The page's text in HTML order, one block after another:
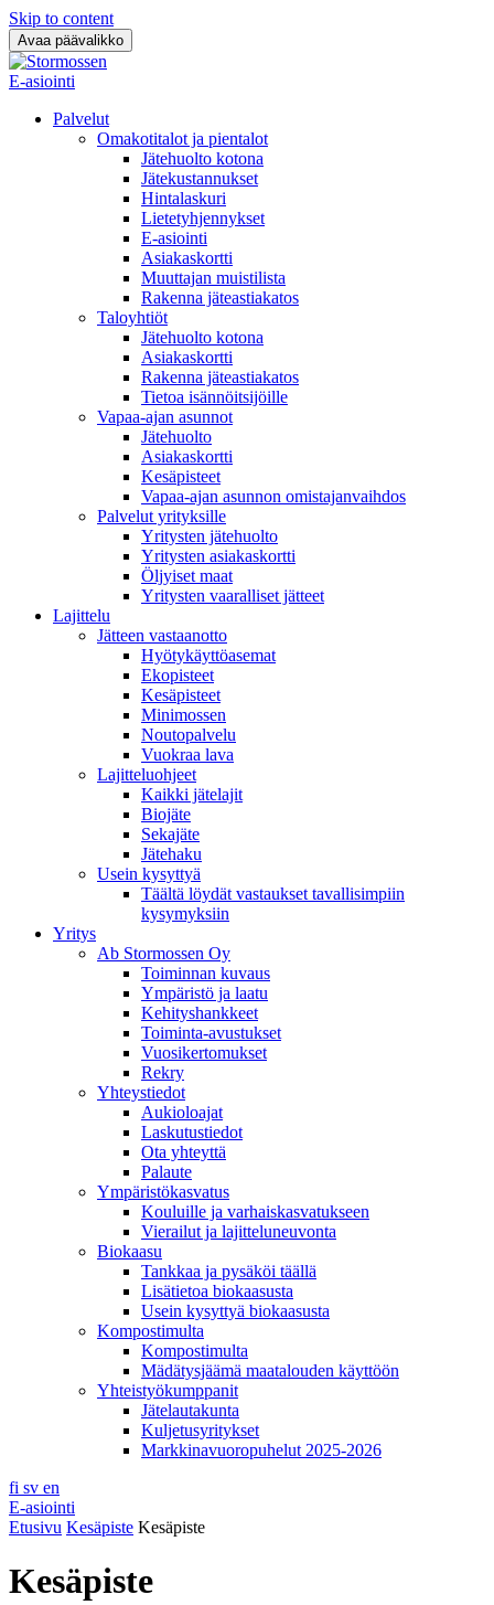
Skip to content
Avaa päävalikko
E-asiointi
Palvelut
Omakotitalot ja pientalot
Jätehuolto kotona
Jätekustannukset
Hintalaskuri
Lietetyhjennykset
E-asiointi
Asiakaskortti
Muuttajan muistilista
Rakenna jäteastiakatos
Taloyhtiöt
Jätehuolto kotona
Asiakaskortti
Rakenna jäteastiakatos
Tietoa isännöitsijöille
Vapaa-ajan asunnot
Jätehuolto
Asiakaskortti
Kesäpisteet
Vapaa-ajan asunnon omistajanvaihdos
Palvelut yrityksille
Yritysten jätehuolto
Yritysten asiakaskortti
Öljyiset maat
Yritysten vaaralliset jätteet
Lajittelu
Jätteen vastaanotto
Hyötykäyttöasemat
Ekopisteet
Kesäpisteet
Minimossen
Noutopalvelu
Vuokraa lava
Lajitteluohjeet
Kaikki jätelajit
Biojäte
Sekajäte
Jätehaku
Usein kysyttyä
Täältä löydät vastaukset tavallisimpiin
kysymyksiin
Yritys
Ab Stormossen Oy
Toiminnan kuvaus
Ympäristö ja laatu
Kehityshankkeet
Toiminta-avustukset
Vuosikertomukset
Rekry
Yhteystiedot
Aukioloajat
Laskutustiedot
Ota yhteyttä
Palaute
Ympäristökasvatus
Kouluille ja varhaiskasvatukseen
Vierailut ja lajitteluneuvonta
Biokaasu
Tankkaa ja pysäköi täällä
Lisätietoa biokaasusta
Usein kysyttyä biokaasusta
Kompostimulta
Kompostimulta
Mädätysjäämä maatalouden käyttöön
Yhteistyökumppanit
Jätelautakunta
Kuljetusyritykset
Markkinavuoropuhelut 2025-2026
fi sv en
E-asiointi
Etusivu Kesäpiste Kesäpiste
Kesäpiste